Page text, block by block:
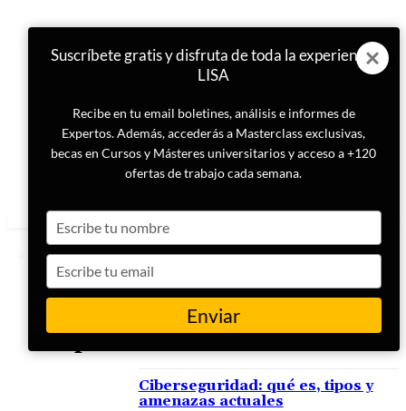
ETIQUETA
protección informática
Ciberseguridad: qué es, tipos y
amenazas actuales
Suscríbete gratis y disfruta de toda la experiencia
LISA
Recibe en tu email boletines, análisis e informes de
Expertos. Además, accederás a Masterclass exclusivas,
becas en Cursos y Másteres universitarios y acceso a +120
ofertas de trabajo cada semana.
your
name
your
email
Enviar